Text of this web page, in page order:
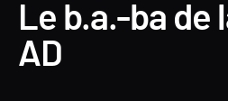
Le b.a.-ba de
AD